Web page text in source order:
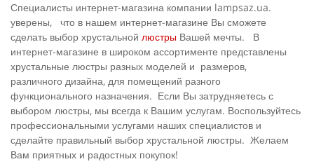
Специалисты интернет-магазина компании lampsaz.ua.
уверены, что в нашем интернет-магазине Вы сможете
сделать выбор хрустальной люстры Вашей мечты. В
интернет-магазине в широком ассортименте представлены
хрустальные люстры разных моделей и размеров,
различного дизайна, для помещений разного
функционального назначения. Если Вы затрудняетесь с
выбором люстры, мы всегда к Вашим услугам. Воспользуйтесь
профессиональными услугами наших специалистов и
сделайте правильный выбор хрустальной люстры. Желаем
Вам приятных и радостных покупок!